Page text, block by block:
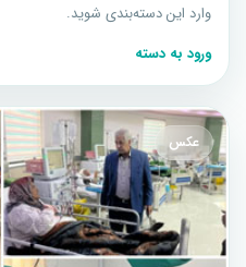
وارد این دسته‌بندی شوید.
ورود به دسته
عکس